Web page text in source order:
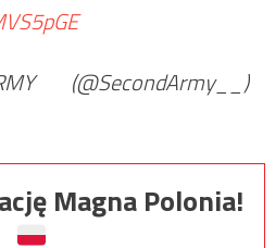
(@SecondArmy__)
Magna Polonia!